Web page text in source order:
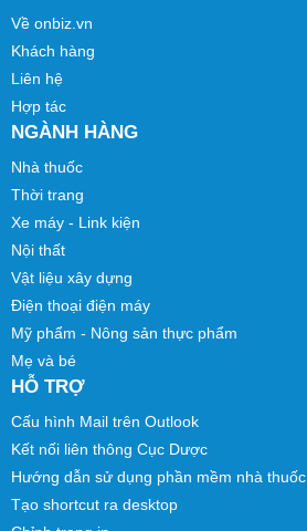
Về onbiz.vn
Khách hàng
Liên hệ
Hợp tác
NGÀNH HÀNG
Nhà thuốc
Thời trang
Xe máy - Link kiện
Nội thất
Vật liệu xây dựng
Điện thoại điện máy
Mỹ phẩm - Nông sản thực phẩm
Mẹ và bé
HỖ TRỢ
Cấu hình Mail trên Outlook
Kết nối liên thông Cục Dược
Hướng dẫn sử dụng phần mềm nhà thuốc
Tạo shortcut ra desktop